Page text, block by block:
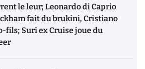
le leur; Leonardo di Caprio
fait du brukini, Cristiano
fils; Suri ex Cruise joue du